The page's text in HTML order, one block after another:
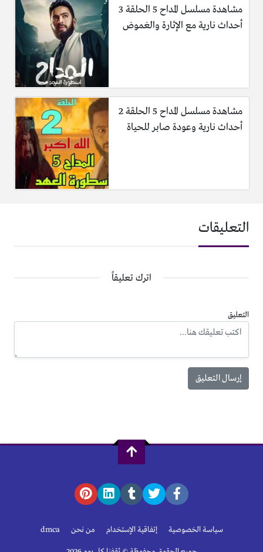
مشاهدة مسلسل المداح 5 الحلقة 3
أحداث نارية مع الإثارة والغموض
مشاهدة مسلسل المداح 5 الحلقة 2
أحداث نارية وعودة صابر للحياة
التعليقات
اترك تعليقاً
التعليق
سياسة الخصوصية إتفاقية الإستخدام من نحن dmca